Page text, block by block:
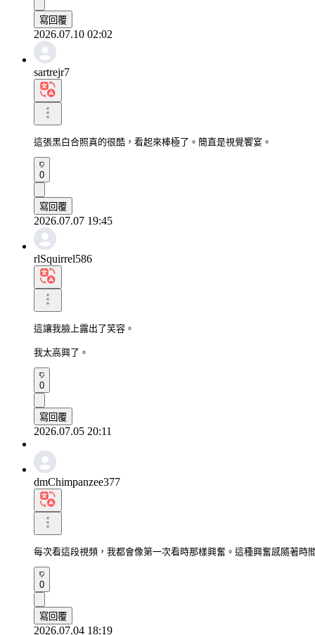
寫回覆
2026.07.10 02:02
sartrejr7
這張黑白合照真的很酷，看起來棒極了。簡直是視覺饗宴。
0
寫回覆
2026.07.07 19:45
rlSquirrel586
這讓我臉上露出了笑容。
我太高興了。
0
寫回覆
2026.07.05 20:11
dmChimpanzee377
每次看這段視頻，我都會像第一次看時那樣興奮。這種興奮感隨著時
0
寫回覆
2026.07.04 18:19